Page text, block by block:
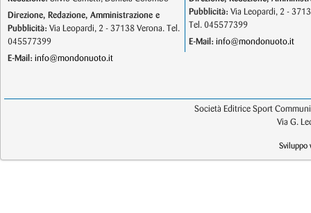
Direzione, Redazione, Amministrazione e
Pubblicità: Via Leopardi, 2 - 37138 Verona. Tel.
045577399
E-Mail: info@mondonuoto.it
Pubblicità: Via Leopardi, 2 -
Tel. 045577399
E-Mail: info@mondonuoto.it
Società Editrice Sport
Via G.
Sviluppo